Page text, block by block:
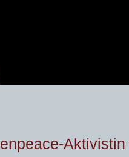
Aktivistin